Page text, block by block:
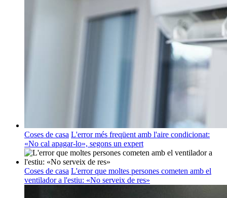
Coses de casa L'error més freqüent amb l'aire condicionat:
«No cal apagar-lo», segons un expert
Coses de casa L'error que moltes persones cometen amb el
ventilador a l'estiu: «No serveix de res»